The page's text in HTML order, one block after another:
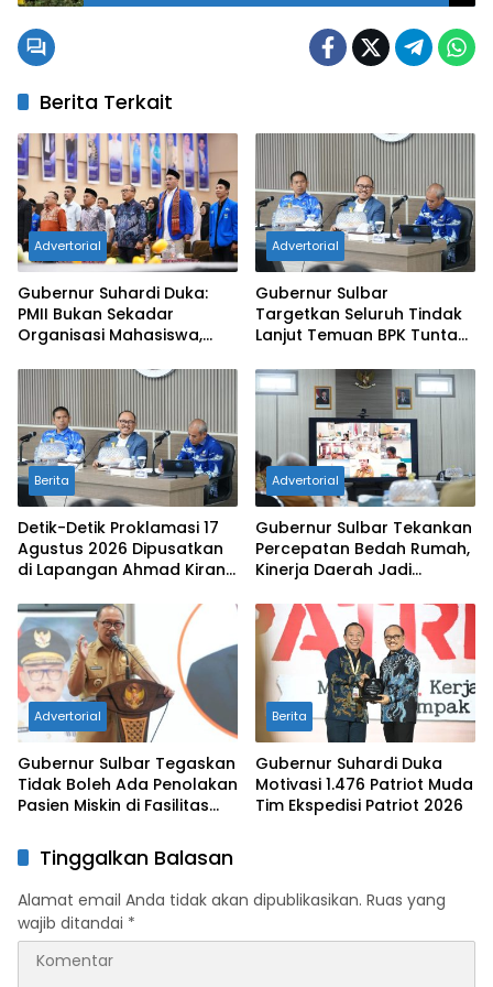
Berita Terkait
Advertorial
Gubernur Suhardi Duka:
PMII Bukan Sekadar
Organisasi Mahasiswa,
dan Pengawal Kebijakan
Advertorial
Gubernur Sulbar
Targetkan Seluruh Tindak
Lanjut Temuan BPK Tuntas
Berita
Detik-Detik Proklamasi 17
Agustus 2026 Dipusatkan
di Lapangan Ahmad Kirang
Advertorial
Gubernur Sulbar Tekankan
Percepatan Bedah Rumah,
Kinerja Daerah Jadi
Advertorial
Gubernur Sulbar Tegaskan
Tidak Boleh Ada Penolakan
Pasien Miskin di Fasilitas
Berita
Gubernur Suhardi Duka
Motivasi 1.476 Patriot Muda
Tinggalkan Balasan
Alamat email Anda tidak akan dipublikasikan. Ruas yang
wajib ditandai *